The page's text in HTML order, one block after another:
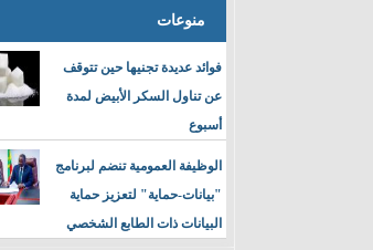
منوعات
فوائد عديدة تجنيها حين تتوقف
عن تناول السكر الأبيض لمدة
أسبوع
الوظيفة العمومية تنضم لبرنامج
"بيانات-حماية" لتعزيز حماية
البيانات ذات الطابع الشخصي